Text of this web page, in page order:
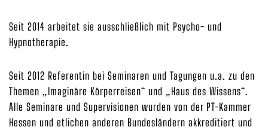
Seit 2014 arbeitet sie ausschließlich mit Psycho- und
Hypnotherapie.
Seit 2012 Referentin bei Seminaren und Tagungen u.a. zu den
Themen „Imaginäre Körperreisen“ und „Haus des Wissens“.
Alle Seminare und Supervisionen wurden von der PT-Kammer
Hessen und etlichen anderen Bundesländern akkreditiert und